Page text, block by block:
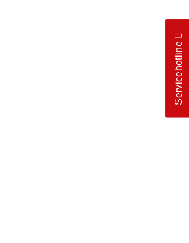
Servicehotline